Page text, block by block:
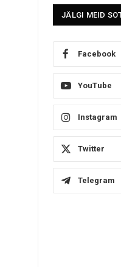
JÄLGI MEID
Facebook
YouTube
Instagram
Twitter
Telegram